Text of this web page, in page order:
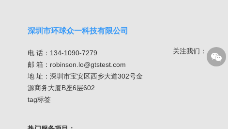
深圳市环球众一科技有限公司
电 话：134-1090-7279
邮 箱：robinson.lo@gtstest.com
地 址：深圳市宝安区西乡大道302号金
源商务大厦B座6层602
tag标签
关注我们：